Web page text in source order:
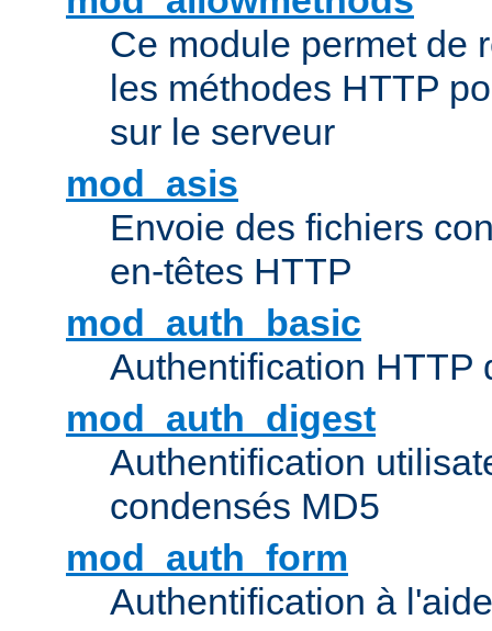
Ce module permet de
les méthodes HTTP
sur le serveur
mod_asis
Envoie des fichiers
en-têtes HTTP
mod_auth_basic
Authentification HTTP
mod_auth_digest
Authentification
condensés MD5
mod_auth_form
Authentification à